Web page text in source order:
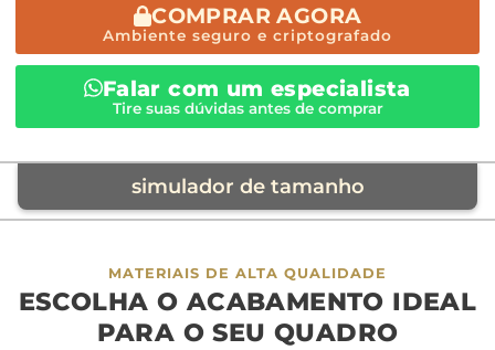
COMPRAR AGORA
Ambiente seguro e criptografado
Falar com um especialista
Tire suas dúvidas antes de comprar
simulador de tamanho
móvel de referência
sofá cama
MATERIAIS DE ALTA QUALIDADE
ESCOLHA O ACABAMENTO IDEAL
PARA O SEU QUADRO